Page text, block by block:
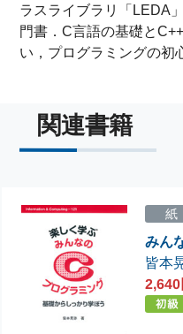
ラスライブラリ「LEDA
門書．C言語の基礎と
い，プログラミングの初
関連書籍
紙
みん
皆本
2,640